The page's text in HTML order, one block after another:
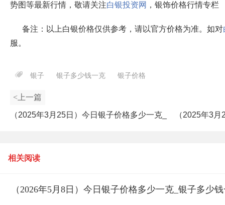
势图等最新行情，敬请关注白银投资网 ，银饰价格行情专栏
备注：以上白银价格仅供参考，请以官方价格为准。如对
服。
银子 银子多少钱一克 银子价格
<上一篇
（2025年3月25日）今日银子价格多少一克_ （2025年3
相关阅读
（2026年5月8日）今日银子价格多少一克_银子多少